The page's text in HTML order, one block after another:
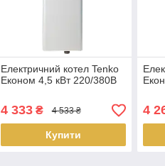
Електричний котел Tenko
Економ 4,5 кВт 220/380В
4 333₴ 4 533 ₴
Купити
4